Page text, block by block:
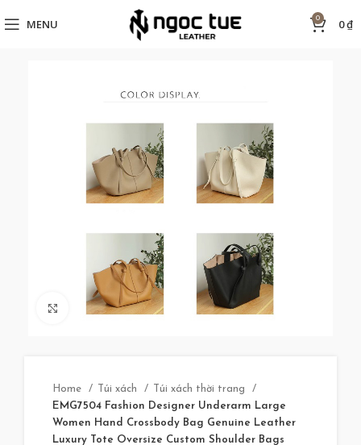
MENU 0 0₫
Click to enlarge
Home Túi xách
Túi xách thời trang
EMG7504 Fashion Designer Underarm Large
Women Hand Crossbody Bag Genuine Leather
Luxury Tote Oversize Custom Shoulder Bags